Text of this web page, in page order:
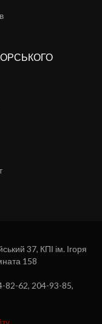
37, КПІ ім. Ігоря
158
82-62, 204-93-85,